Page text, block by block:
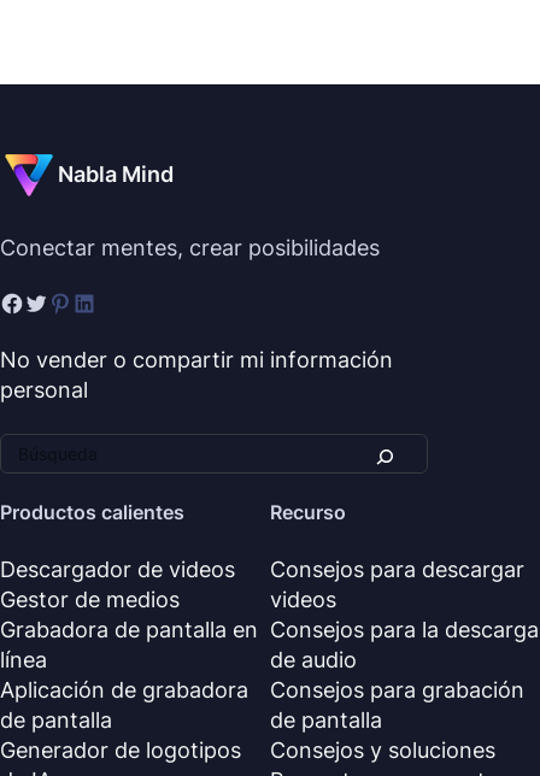
Nabla Mind
Conectar mentes, crear posibilidades
No vender o compartir mi información
personal
Productos calientes
Descargador de videos
Gestor de medios
Grabadora de pantalla en
línea
Aplicación de grabadora
de pantalla
Generador de logotipos
Recurso
Consejos para descargar
videos
Consejos para la descarga
de audio
Consejos para grabación
de pantalla
Consejos y soluciones